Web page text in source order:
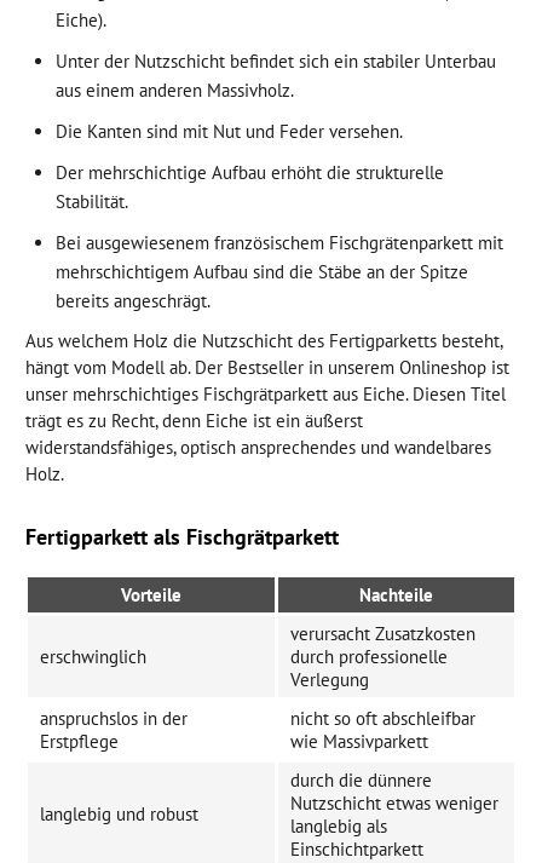
Eiche).
Unter der Nutzschicht befindet sich ein stabiler Unterbau
aus einem anderen Massivholz.
Die Kanten sind mit Nut und Feder versehen.
Der mehrschichtige Aufbau erhöht die strukturelle
Stabilität.
Bei ausgewiesenem französischem Fischgrätenparkett mit
mehrschichtigem Aufbau sind die Stäbe an der Spitze
bereits angeschrägt.
Aus welchem Holz die Nutzschicht des Fertigparketts besteht,
hängt vom Modell ab. Der Bestseller in unserem Onlineshop ist
unser mehrschichtiges Fischgrätparkett aus Eiche. Diesen Titel
trägt es zu Recht, denn Eiche ist ein äußerst
widerstandsfähiges, optisch ansprechendes und wandelbares
Holz.
Fertigparkett als Fischgrätparkett
Vorteile Nachteile
erschwinglich
verursacht Zusatzkosten
durch professionelle
Verlegung
anspruchslos in der
Erstpflege
nicht so oft abschleifbar
wie Massivparkett
langlebig und robust
durch die dünnere
Nutzschicht etwas weniger
langlebig als
Einschichtparkett